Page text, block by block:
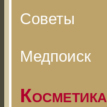
Советы
Медпоиск
Косметика